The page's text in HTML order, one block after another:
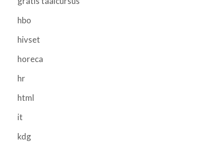
hbo
hivset
horeca
hr
html
it
kdg